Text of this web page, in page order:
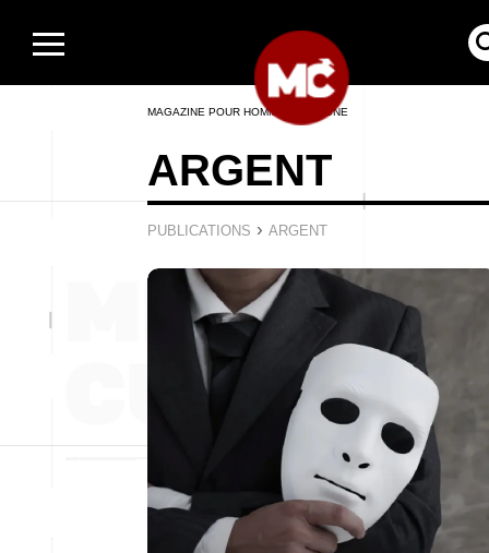
MAGAZINE POUR HOMMES EN LIGNE
ARGENT
PUBLICATIONS › ARGENT